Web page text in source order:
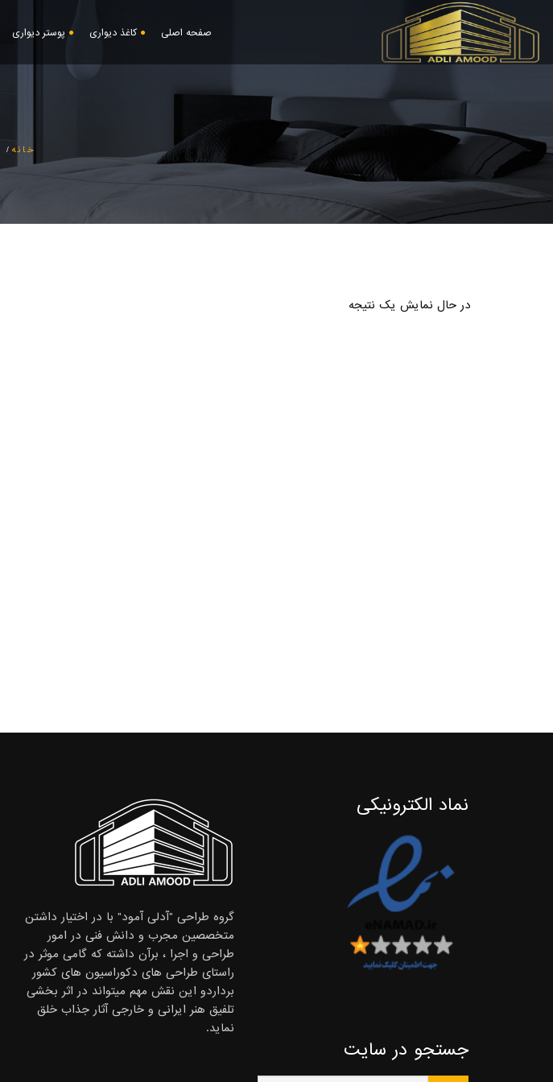
صفحه اصلی کاغذ دیواری پوستر دیواری
خانه
در حال نمایش یک نتیجه
گروه طراحی "آدلی آمود" با در اختیار داشتن
متخصصین مجرب و دانش فنی در امور
طراحی و اجرا ، برآن داشته که گامی موثر در
راستای طراحی های دکوراسیون های کشور
برداردو این نقش مهم میتواند در اثر بخشی
تلفیق هنر ایرانی و خارجی آثار جذاب خلق
نماید.
نماد الکترونیکی
جستجو در سایت